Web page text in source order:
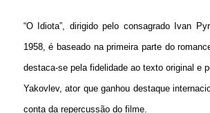
“O Idiota”, dirigido pelo consagrado Ivan
1958, é baseado na primeira parte do
destaca-se pela fidelidade ao texto original e
Yakovlev, ator que ganhou destaque
conta da repercussão do filme.